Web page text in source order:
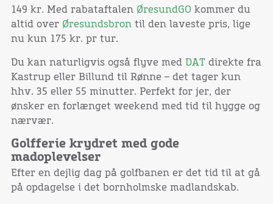
149 kr. Med rabataftalen ØresundGO kommer du
altid over Øresundsbrontil den laveste pris, lige
nu kun 175 kr. pr tur.
Du kan naturligvis også flyve med DAT direkte fra
Kastrup eller Billund til Rønne – det tager kun
hhv. 35 eller 55 minutter. Perfekt for jer, der
ønsker en forlænget weekend med tid til hygge og
nærvær.
Golfferie krydret med gode
madoplevelser
Efter en dejlig dag på golfbanen er det tid til at gå
på opdagelse i det bornholmske madlandskab.